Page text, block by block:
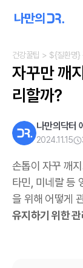
건강꿀팁 > ${질환명}
자꾸만 깨
리할까?
나만의닥터
2024.11.15
손톱이 자꾸 깨
타민, 미네랄 등
을 위해 어떻게
유지하기 위한 관